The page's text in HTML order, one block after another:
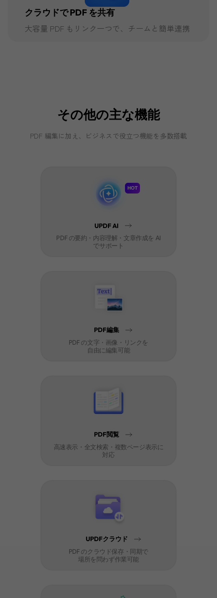
クラウドで PDF を共有
大容量 PDF もリンク一つで、チームと簡単連携
その他の主な機能
PDF 編集に加え、ビジネスで役立つ機能を多数搭載
UPDF AI
HOT
PDF の要約・内容理解・文章作成を AI
でサポート
PDF編集
PDF の文字・画像・リンクを
自由に編集可能
PDF閲覧
高速表示・全文検索・複数ページ表示に
対応
UPDFクラウド
PDF のクラウド保存・同期で
場所を問わず作業可能